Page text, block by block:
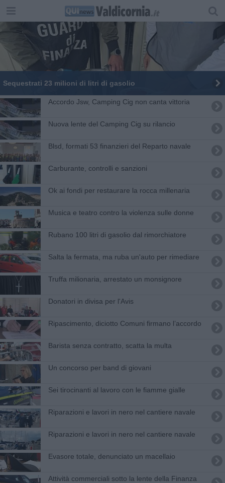
Sequestrati 23 milioni di litri di gasolio
Accordo Jsw, Camping Cig non canta vittoria
Nuova lente del Camping Cig su rilancio
Blsd, formati 53 finanzieri del Reparto navale
Carburante, controlli e sanzioni
Ok ai fondi per restaurare la rocca millenaria
Musica e teatro contro la violenza sulle donne
Rubano 100 litri di gasolio dal rimorchiatore
Salta la fermata, ma ruba un'auto per rimediare
Truffa milionaria, arrestato un monsignore
Donatori in divisa per l'Avis
Ripascimento, diciotto Comuni firmano l’accordo
Barista senza contratto, scatta la multa
Un concorso per band di giovani
Sei tirocinanti al lavoro con le fiamme gialle
Riparazioni e lavori in nero nel cantiere navale
Riparazioni e lavori in nero nel cantiere navale
Evasore totale, denunciato un macellaio
Attività commerciali sotto la lente della Finanza